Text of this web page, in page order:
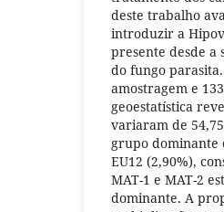
deste trabalho
introduzir a
presente desde
do fungo
amostragem e
geoestatística
variaram de
grupo dominante
EU12 (2,90%),
MAT-1 e MAT-2
dominante. A